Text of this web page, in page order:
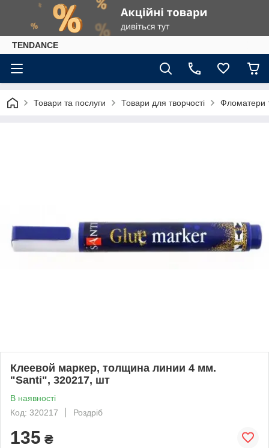
TENDANCE
Товари та послуги Товари для творчості Фломатери
Клеевой маркер, толщина линии 4 мм.
"Santi", 320217, шт
В наявності
Код: 320217
Роздріб
135 ₴